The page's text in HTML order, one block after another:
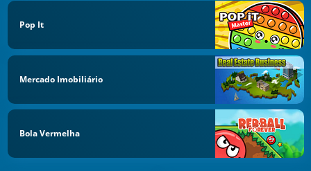
Pop It
Mercado Imobiliário
Bola Vermelha